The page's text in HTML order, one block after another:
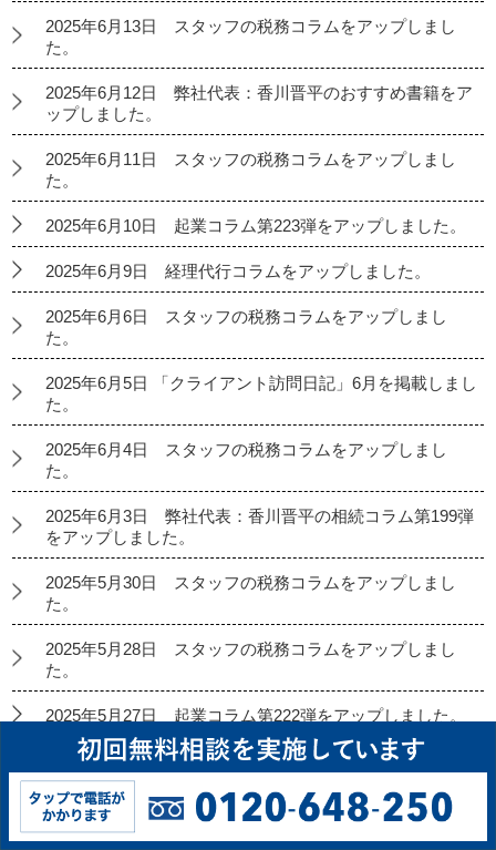
2025年6月13日 スタッフの税務コラムをアップしまし
た。
2025年6月12日 弊社代表：香川晋平のおすすめ書籍をア
ップしました。
2025年6月11日 スタッフの税務コラムをアップしまし
た。
2025年6月10日 起業コラム第223弾をアップしました。
2025年6月9日 経理代行コラムをアップしました。
2025年6月6日 スタッフの税務コラムをアップしまし
た。
2025年6月5日 「クライアント訪問日記」6月を掲載しまし
た。
2025年6月4日 スタッフの税務コラムをアップしまし
た。
2025年6月3日 弊社代表：香川晋平の相続コラム第199弾
をアップしました。
2025年5月30日 スタッフの税務コラムをアップしまし
た。
2025年5月28日 スタッフの税務コラムをアップしまし
た。
2025年5月27日 起業コラム第222弾をアップしました。
2025年5月26日 経理代行コラムをアップしました。
2025年5月23日 スタッフの税務コラムをアップしまし
た。